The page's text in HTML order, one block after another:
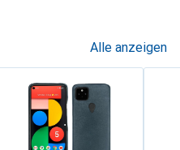
Alle anzeigen